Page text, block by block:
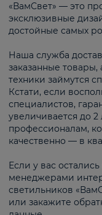
«ВамСвет» — это
эксклюзивные
достойные самых
Наша служба
заказанные товары,
техники займутся
Кстати, если
специалистов,
увеличивается до
профессионалам,
качественно — в
Если у вас
менеджерами
светильников
или закажите